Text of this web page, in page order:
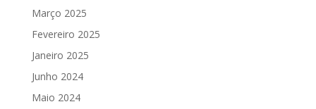
Março 2025
Fevereiro 2025
Janeiro 2025
Junho 2024
Maio 2024